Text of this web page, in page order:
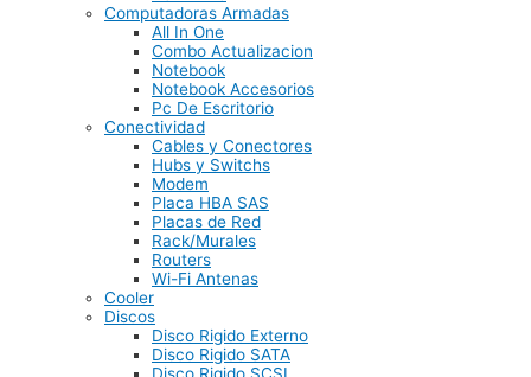
Computadoras Armadas
All In One
Combo Actualizacion
Notebook
Notebook Accesorios
Pc De Escritorio
Conectividad
Cables y Conectores
Hubs y Switchs
Modem
Placa HBA SAS
Placas de Red
Rack/Murales
Routers
Wi-Fi Antenas
Cooler
Discos
Disco Rigido Externo
Disco Rigido SATA